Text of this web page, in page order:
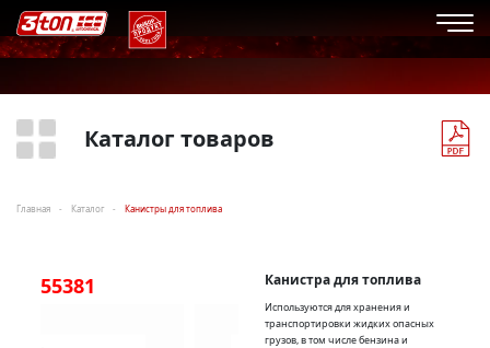
Каталог товаров
Главная Каталог Канистры для топлива
55381 55382
Канистра для топлива
Используются для хранения и
транспортировки жидких опасных
грузов, в том числе бензина и